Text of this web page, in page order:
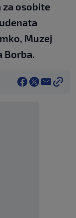
osobite
Muzej
Borba.